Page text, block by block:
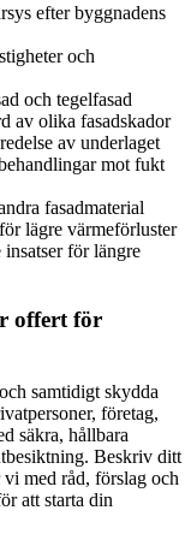
efter byggnadens
och
och tegelfasad
av olika fasadskador
av underlaget
mot fukt
fasadmaterial
lägre värmeförluster
för längre
offert för
samtidigt skydda
företag,
säkra, hållbara
Beskriv ditt
med råd, förslag och
att starta din